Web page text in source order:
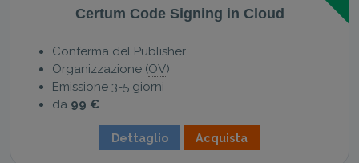
Certum Code Signing in Cloud
Conferma del Publisher
Organizzazione (OV)
Emissione 3-5 giorni
da 99 €
Dettaglio Acquista